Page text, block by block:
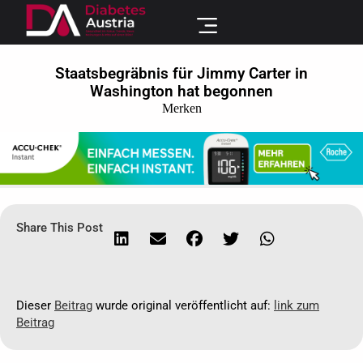
Staatsbegräbnis für Jimmy Carter in
Washington hat begonnen
Merken
Share This Post
Dieser Beitrag wurde original veröffentlicht auf: link zum
Beitrag